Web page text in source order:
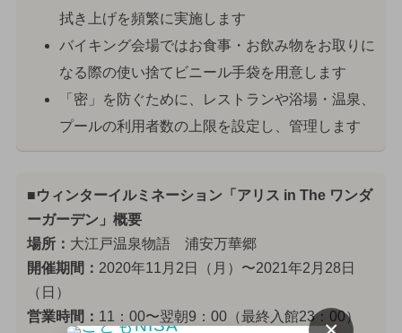
拭き上げを頻繁に実施します
バイキング会場ではお食事・お飲み物をお取りに
なる際の使い捨てビニール手袋を用意します
「密」を防ぐために、レストランや浴場・温泉、
プールの利用者数の上限を設定し、管理します
■ウィンターイルミネーション「アリス in The ワンダ
ーガーデン」概要
場所： 大江戸温泉物語 浦安万華郷
開催期間： 2020年11月2日（月）〜2021年2月28日
（日）
営業時間： 11：00〜翌朝9：00（最終入館23：00）